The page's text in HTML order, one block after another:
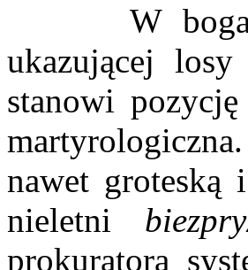
W bogatej
ukazującej
stanowi
nawet groteską
nieletni
prokuratora